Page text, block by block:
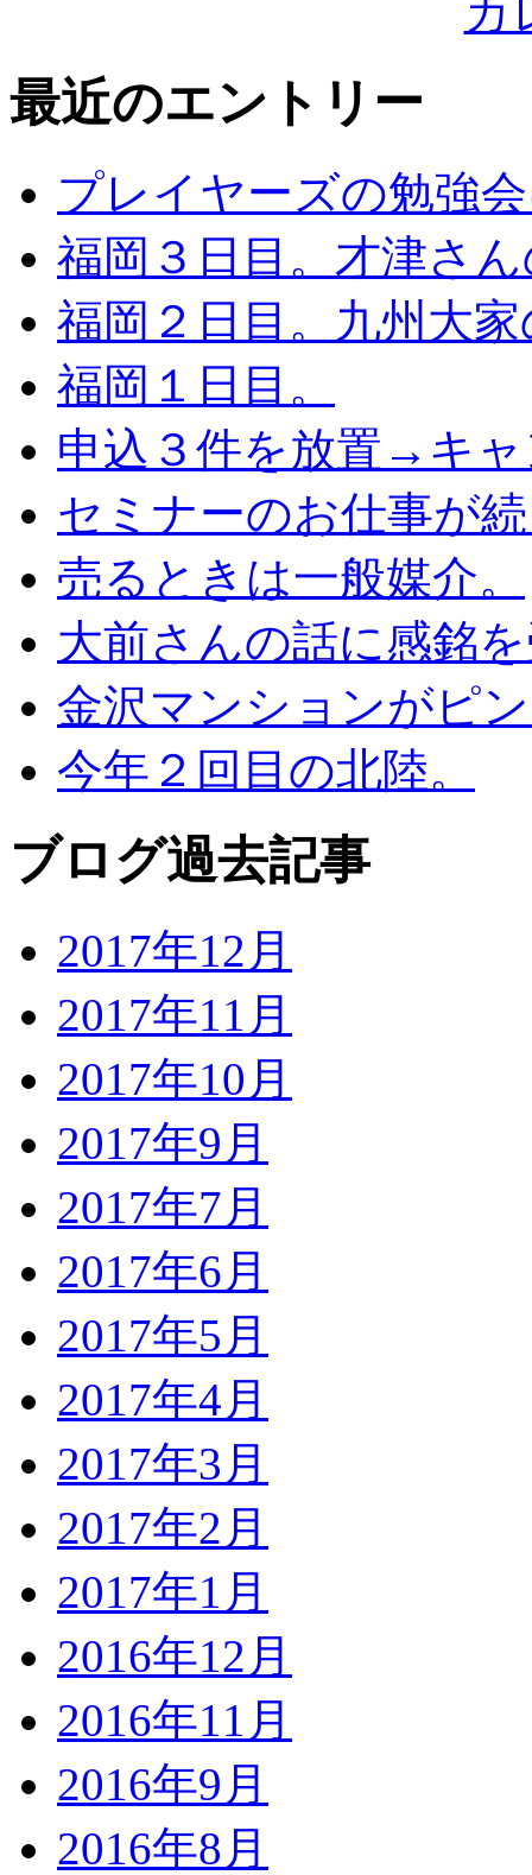
最近のエントリー
プレイヤーズの勉強
福岡３日目。才津さ
福岡２日目。九州大
福岡１日目。
申込３件を放置→キ
セミナーのお仕事が
売るときは一般媒介。
大前さんの話に感銘
金沢マンションがピ
今年２回目の北陸。
ブログ過去記事
2017年12月
2017年11月
2017年10月
2017年9月
2017年7月
2017年6月
2017年5月
2017年4月
2017年3月
2017年2月
2017年1月
2016年12月
2016年11月
2016年9月
2016年8月